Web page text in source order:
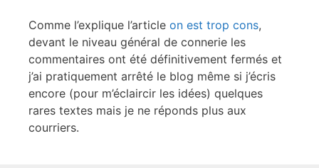
Comme l’explique l’article on est trop cons,
devant le niveau général de connerie les
commentaires ont été définitivement fermés et
j’ai pratiquement arrêté le blog même si j’écris
encore (pour m’éclaircir les idées) quelques
rares textes mais je ne réponds plus aux
courriers.